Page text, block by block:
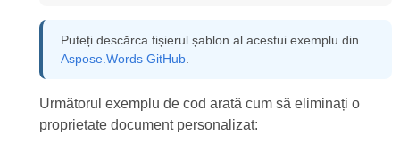
Puteți descărca fișierul șablon al acestui exemplu din
Aspose.Words GitHub.
Următorul exemplu de cod arată cum să eliminați o
proprietate document personalizat: